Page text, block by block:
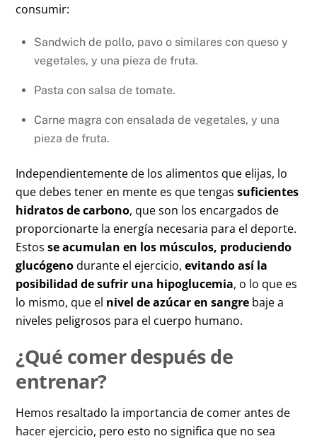
consumir:
Sandwich de pollo, pavo o similares con queso y
vegetales, y una pieza de fruta.
Pasta con salsa de tomate.
Carne magra con ensalada de vegetales, y una
pieza de fruta.
Independientemente de los alimentos que elijas, lo
que debes tener en mente es que tengassuficientes
hidratos de carbono, que son los encargados de
proporcionarte la energía necesaria para el deporte.
Estosse acumulan en los músculos, produciendo
glucógenodurante el ejercicio,evitando así la
posibilidad de sufrir una hipoglucemia, o lo que es
lo mismo, que el nivel de azúcar en sangre baje a
niveles peligrosos para el cuerpo humano.
¿Qué comer después de
entrenar?
Hemos resaltado la importancia de comer antes de
hacer ejercicio, pero esto no significa que no sea